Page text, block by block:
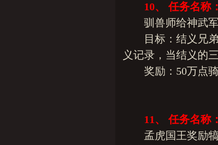
10、 任务名称
驯兽师给神武军
目标：结义兄弟
义记录，当结义的
奖励：50万点骑
11、 任务名称
孟虎国王奖励犒